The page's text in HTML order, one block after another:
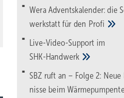
Wera Adventskalender: die
werk­statt für den Pro­fi
Live-Video-Support im
SHK-Handwerk
SBZ ruft an – Folge 2:
nisse beim